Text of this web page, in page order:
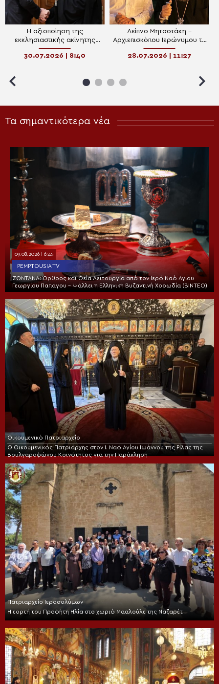
Η αξιοποίηση της
εκκλησιαστικής ακίνητης
περιουσίας στο “μενού” του
δείπνου Μητσοτάκη-
30.07.2026 | 8:40
Δείπνο Μητσοτάκη –
Αρχιεπισκόπου Ιερώνυμου το
βράδυ της Δευτέρας
28.07.2026 | 11:27
Τα σημαντικότερα νέα
09.08.2026 | 6:45
PEMPTOUSIA TV
ΖΩΝΤΑΝΑ: Όρθρος και Θεία Λειτουργία από τον Ιερό Ναό Αγίου
Γεωργίου Παπάγου – Ψάλλει η Ελληνική Βυζαντινή Χορωδία (ΒΙΝΤΕΟ)
Οικουμενικό Πατριαρχείο
Ο Οικουμενικός Πατριάρχης στον I. Ναό Αγίου Ιωάννου της Ρίλας της
Βουλγαροφώνου Κοινότητος για την Παράκληση
Πατριαρχείο Ιεροσολύμων
Η εορτή του Προφήτη Ηλία στο χωριό Μααλούλε της Ναζαρέτ